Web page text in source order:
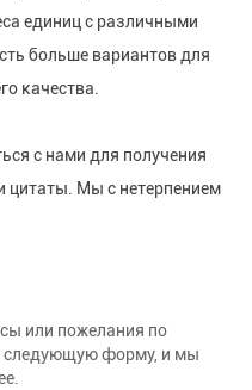
единиц с различными
больше вариантов для
качества.
с нами для получения
цитаты. Мы с нетерпением
или пожелания по
следующую форму, и мы